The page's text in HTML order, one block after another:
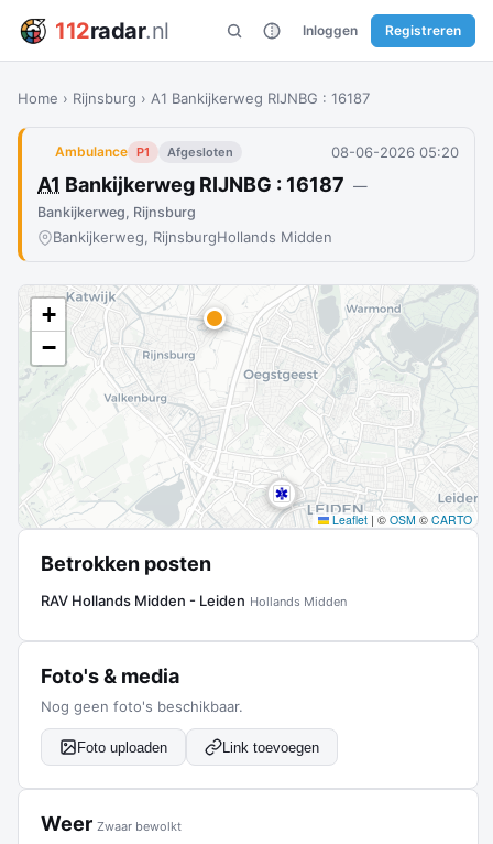
112radar.nl Inloggen Registreren
Home › Rijnsburg › A1 Bankijkerweg RIJNBG : 16187
Ambulance P1 Afgesloten 08-06-2026 05:20
A1 Bankijkerweg RIJNBG : 16187 —
Bankijkerweg, Rijnsburg
Bankijkerweg, RijnsburgHollands Midden
+
−
Leaflet | © OSM © CARTO
Betrokken posten
RAV Hollands Midden - Leiden Hollands Midden
Foto's & media
Nog geen foto's beschikbaar.
Foto uploaden Link toevoegen
Weer Zwaar bewolkt